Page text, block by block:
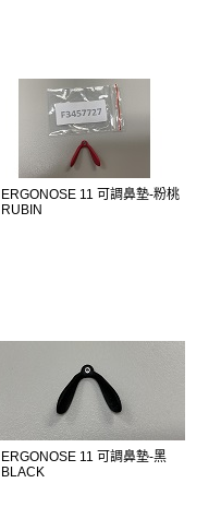
ERGONOSE 11 可調鼻墊-粉桃
RUBIN
ERGONOSE 11 可調鼻墊-黑
BLACK